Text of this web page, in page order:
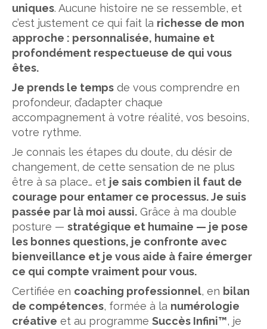
uniques. Aucune histoire ne se ressemble, et
c’est justement ce qui fait la richesse de mon
approche : personnalisée, humaine et
profondément respectueuse de qui vous
êtes.
Je prends le temps de vous comprendre en
profondeur, d’adapter chaque
accompagnement à votre réalité, vos besoins,
votre rythme.
Je connais les étapes du doute, du désir de
changement, de cette sensation de ne plus
être à sa place… et je sais combien il faut de
courage pour entamer ce processus. Je suis
passée par là moi aussi. Grâce à ma double
posture — stratégique et humaine — je pose
les bonnes questions, je confronte avec
bienveillance et je vous aide à faire émerger
ce qui compte vraiment pour vous.
Certifiée en coaching professionnel, en bilan
de compétences, formée à la numérologie
créative et au programme Succès Infini™, je